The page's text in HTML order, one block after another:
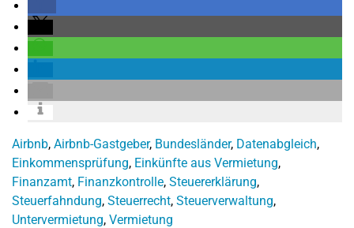
Airbnb, Airbnb-Gastgeber, Bundesländer, Datenabgleich,
Einkommensprüfung, Einkünfte aus Vermietung,
Finanzamt, Finanzkontrolle, Steuererklärung,
Steuerfahndung, Steuerrecht, Steuerverwaltung,
Untervermietung, Vermietung